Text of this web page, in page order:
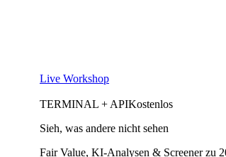
Live Workshop
TERMINAL + APIKostenlos
Sieh, was andere nicht sehen
Fair Value, KI-Analysen & Screener zu